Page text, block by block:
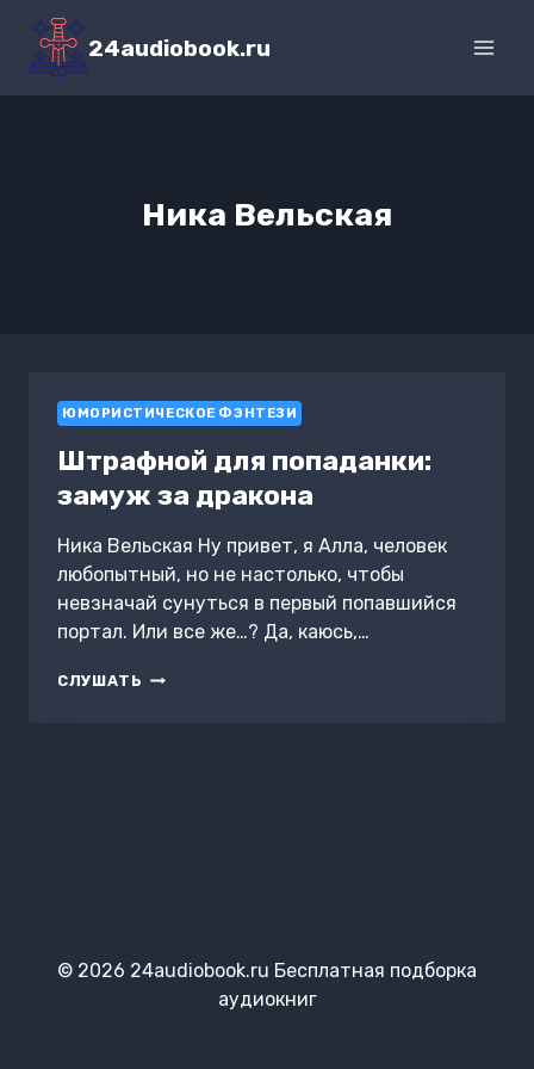
Перейти
содержимому
24audiobook.ru
Ника Вельская
ЮМОРИСТИЧЕСКОЕ ФЭНТЕЗИ
Штрафной для попаданки:
замуж за дракона
Ника Вельская Ну привет, я Алла, человек
любопытный, но не настолько, чтобы
невзначай сунуться в первый попавшийся
портал. Или все же…? Да, каюсь,…
СЛУШАТЬ ШТРАФНОЙ
© 2026 24audiobook.ru Бесплатная подборка
аудиокниг